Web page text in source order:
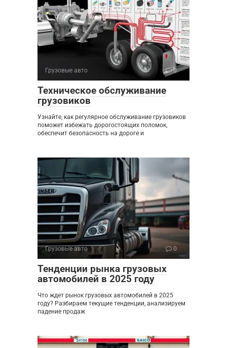
Грузовые авто 0
Техническое обслуживание
грузовиков
Узнайте, как регулярное обслуживание грузовиков
поможет избежать дорогостоящих поломок,
обеспечит безопасность на дороге и
Грузовые авто 0
Тенденции рынка грузовых
автомобилей в 2025 году
Что ждет рынок грузовых автомобилей в 2025
году? Разбираем текущие тенденции, анализируем
падение продаж